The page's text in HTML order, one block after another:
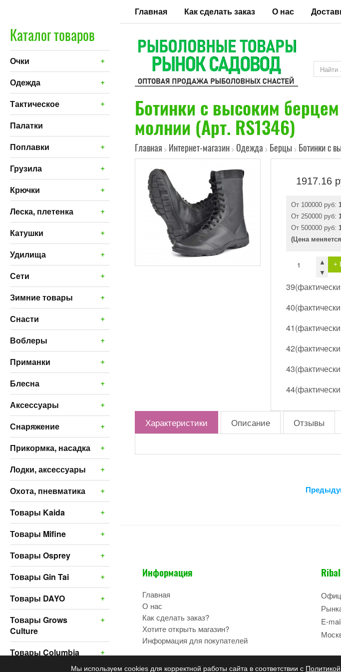
Главная Как сделать заказ О нас
Каталог товаров
+
Очки
+
Одежда
+
Тактическое
Палатки
+
Поплавки
+
Грузила
+
Крючки
+
Леска, плетенка
+
Катушки
+
Удилища
+
Сети
+
Зимние товары
+
Снасти
+
Воблеры
+
Приманки
+
Блесна
+
Аксессуары
+
Снаряжение
+
Прикормка, насадка
+
Лодки, аксессуары
+
Охота, пневматика
+
Товары Kaida
+
Товары Mifine
+
Товары Osprey
+
Товары Gin Tai
+
Товары DAYO
+
Товары Grows
Culture
+
Товары Columbia
Ботинки с высоким
молнии (Арт. RS1346)
Главная > Интернет-магазин > Одежда > Берцы > Ботинки с
1917.16
От 100000 руб:
От 250000 руб:
От 500000 руб:
(Цена
▲
▼
+
Характеристики Описание Отзывы
Информация
Главная
О нас
Как сделать заказ?
Хотите открыть магазин?
Информация для покупателей
E-
Мы используем cookies для корректной работы сайта в соответствии с